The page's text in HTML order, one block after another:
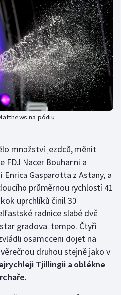
na pódiu
množství jezdců, měnit
FDJ Nacer Bouhanni a
Gasparotta z Astany, a
průměrnou rychlostí 41
uprchlíků činil 30
radnice slabé dvě
gradoval tempo. Čtyři
osamoceni dojet na
druhou stejně jako v
Tjillingii a oblékne